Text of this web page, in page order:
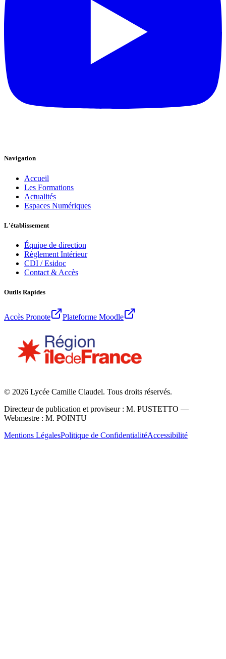
Navigation
Accueil
Les Formations
Actualités
Espaces Numériques
L'établissement
Équipe de direction
Règlement Intérieur
CDI / Esidoc
Contact & Accès
Outils Rapides
Accès Pronote Plateforme Moodle
© 2026 Lycée Camille Claudel. Tous droits réservés.
Directeur de publication et proviseur : M. PUSTETTO —
Webmestre : M. POINTU
Mentions LégalesPolitique de ConfidentialitéAccessibilité